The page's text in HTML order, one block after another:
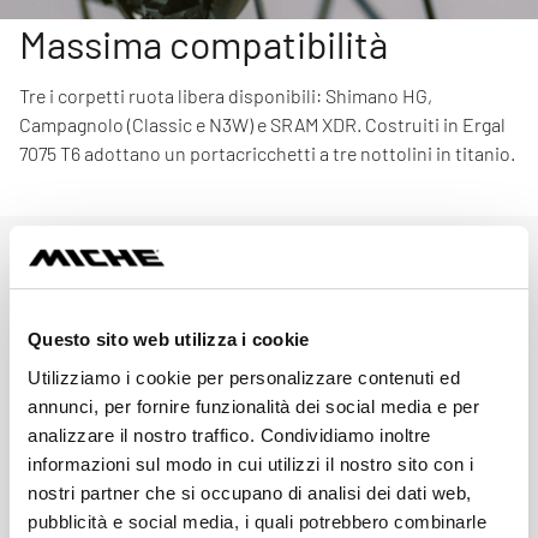
Questo sito web utilizza i cookie
Utilizziamo i cookie per personalizzare contenuti ed
annunci, per fornire funzionalità dei social media e per
analizzare il nostro traffico. Condividiamo inoltre
informazioni sul modo in cui utilizzi il nostro sito con i
nostri partner che si occupano di analisi dei dati web,
pubblicità e social media, i quali potrebbero combinarle
Massima compatibilità
Tre i corpetti ruota libera disponibili: Shimano HG,
Campagnolo (Classic e N3W) e SRAM XDR. Costruiti in Ergal
7075 T6 adottano un portacricchetti a tre nottolini in titanio.
Specifiche Tecniche
WHKR30B0U
MOZZI
AL 7075 T6